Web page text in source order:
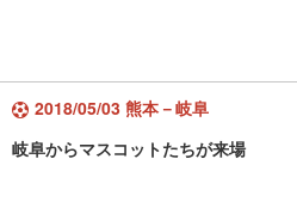
2018/05/03 熊本－岐阜
岐阜からマスコットたちが来場